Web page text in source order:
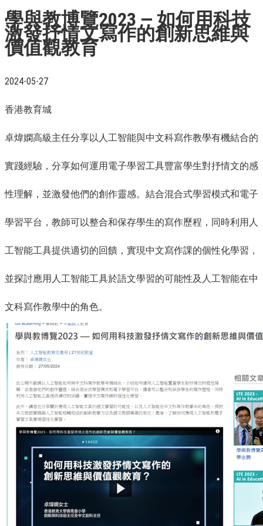
學與教博覽2023 — 如何用科技
激發抒情文寫作的創新思維與
價值觀教育
2024-05-27
香港教育城
卓煒嫻高級主任分享以人工智能與中文科寫作教學有機結合的
實踐經驗，分享如何運用電子學習工具豐富學生對抒情文的感
性理解，並激發他們的創作靈感。結合混合式學習模式和電子
學習平台，教師可以整合和保存學生的寫作歷程，同時利用人
工智能工具提供適切的回饋，實現中文寫作課的個性化學習，
並探討應用人工智能工具於語文學習的可能性及人工智能在中
文科寫作教學中的角色。